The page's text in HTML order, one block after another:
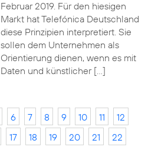
Februar 2019. Für den hiesigen
Markt hat Telefónica Deutschland
diese Prinzipien interpretiert. Sie
sollen dem Unternehmen als
Orientierung dienen, wenn es mit
Daten und künstlicher […]
6 7 8 9 10 11
12
17 18 19 20 21
22